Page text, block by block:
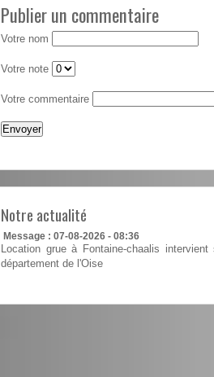
Publier un commentaire
Votre nom
Votre note
Votre commentaire
Notre actualité
Message : 07-08-2026 - 08:36
Location grue à Fontaine-chaalis
département de l'Oise